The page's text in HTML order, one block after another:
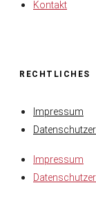
Kontakt
RECHTLICHES
Impressum
Impressum